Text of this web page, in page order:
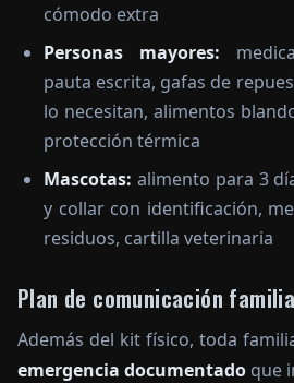
cómodo extra
Personas mayores:
pauta escrita, gafas de
lo necesitan, alimentos
protección térmica
Mascotas: alimento para 3
y collar con identificación,
residuos, cartilla veterinaria
Plan de comunicación
Además del kit físico, toda
emergencia documentado que